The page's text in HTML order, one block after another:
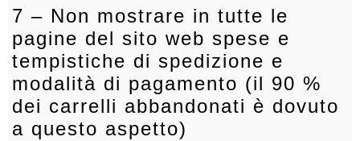
7 – Non mostrare in tutte le
pagine del sito web spese e
tempistiche di spedizione e
modalità di pagamento (il 90 %
dei carrelli abbandonati è dovuto
a questo aspetto)